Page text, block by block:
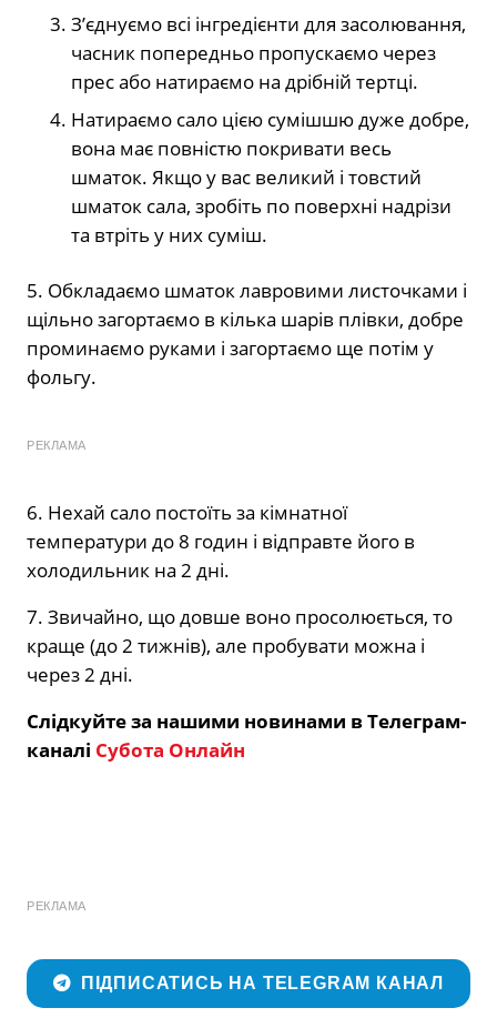
З’єднуємо всі інгредієнти для засолювання,
часник попередньо пропускаємо через
прес або натираємо на дрібній тертці.
Натираємо сало цією сумішшю дуже добре,
вона має повністю покривати весь
шматок. Якщо у вас великий і товстий
шматок сала, зробіть по поверхні надрізи
та втріть у них суміш.
5. Обкладаємо шматок лавровими листочками і
щільно загортаємо в кілька шарів плівки, добре
проминаємо руками і загортаємо ще потім у
фольгу.
РЕКЛАМА
6. Нехай сало постоїть за кімнатної
температури до 8 годин і відправте його в
холодильник на 2 дні.
7. Звичайно, що довше воно просолюється, то
краще (до 2 тижнів), але пробувати можна і
через 2 дні.
Слідкуйте за нашими новинами в Телеграм-
каналі Субота Онлайн
РЕКЛАМА
ПІДПИСАТИСЬ НА TELEGRAM КАНАЛ